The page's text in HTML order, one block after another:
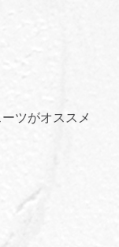
ツがオススメ